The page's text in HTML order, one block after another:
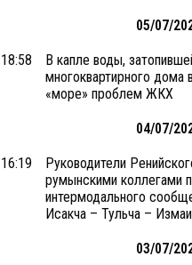
05/07/
18:58
В капле воды,
многоквартирного дома
«море» проблем ЖКХ
04/07/
16:19
Руководители
румынскими коллегами
интермодального
Исакча – Тульча –
03/07/